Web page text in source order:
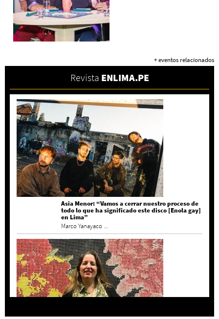
+ eventos relacionados
Revista ENLIMA.PE
Asia Menor: “Vamos a cerrar nuestro proceso de
todo lo que ha significado este disco [Enola gay]
en Lima”
Marco Yanayaco ...